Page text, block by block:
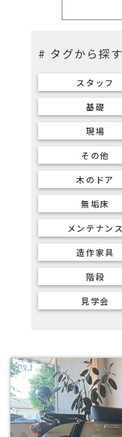
# タグから探す
スタッフ
基礎
現場
その他
木のドア
無垢床
メンテナンス
造作家具
階段
見学会